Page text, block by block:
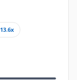
13.6x